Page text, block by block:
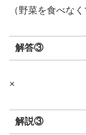
（野菜を食べなく
解答③
×
解説③